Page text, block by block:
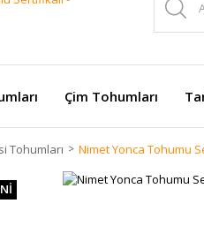
Çim Tohumları
Tohumları Nimet Yonca Tohumu